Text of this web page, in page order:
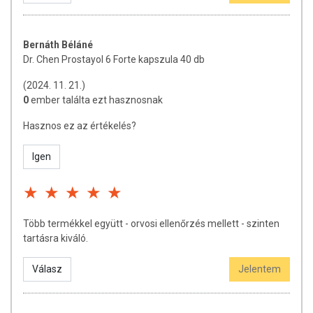
Bernáth Béláné
Dr. Chen Prostayol 6 Forte kapszula 40 db
(2024. 11. 21.)
0ember találta ezt hasznosnak
Hasznos ez az értékelés?
Igen
Több termékkel együtt - orvosi ellenőrzés mellett - szinten
tartásra kiváló.
Válasz Jelentem